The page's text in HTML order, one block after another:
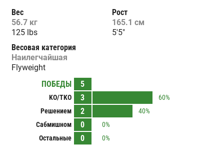
Вес
56.7 кг
125 lbs
Рост
165.1 см
5'5"
Весовая категория
Наилегчайшая
Flyweight
ПОБЕДЫ
5
KO/TKO 3
60%
Решением
2
40%
Сабмишном
0
0%
Остальные
0 0%